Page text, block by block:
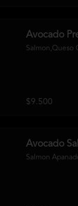
Avocado
Salmon,Queso
$9.500
Avocado
Salmon